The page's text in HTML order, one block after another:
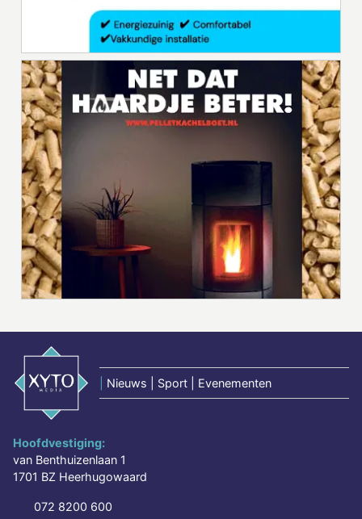
Nieuws | Sport | Evenementen
Hoofdvestiging:
van Benthuizenlaan 1
1701 BZ Heerhugowaard
072 8200 600